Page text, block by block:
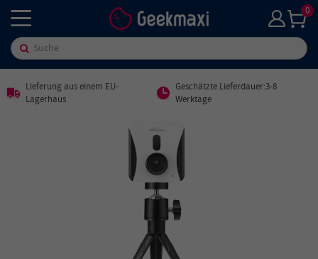
0
Lieferung aus einem EU-
Lagerhaus
Geschätzte Lieferdauer:3-8
Werktage